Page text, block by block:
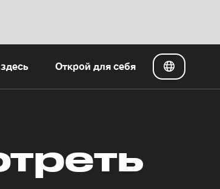
Открой для себя